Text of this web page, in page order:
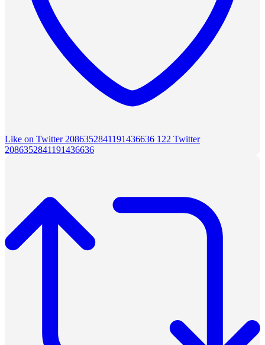
Like on Twitter 2086352841191436636 122 Twitter
2086352841191436636